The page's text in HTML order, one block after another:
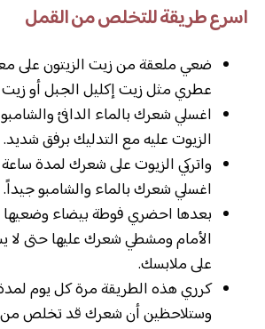
اسرع طريقة للتخلص من القمل
ضعي ملعقة من زيت الزيتون على
عطري مثل زيت إكليل الجبل أو زيت
اغسلي شعرك بالماء الدافئ
الزيوت عليه مع التدليك برفق شديد.
واتركي الزيوت على شعرك لمدة ساعة
اغسلي شعرك بالماء والشامبو جيداً.
بعدها احضري فوطة بيضاء
الأمام ومشطي شعرك عليها حتى
على ملابسك.
كرري هذه الطريقة مرة كل يوم
وستلاحظين أن شعرك قد تخلص من